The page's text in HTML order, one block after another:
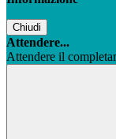
Chiudi
Attendere...
Attendere il